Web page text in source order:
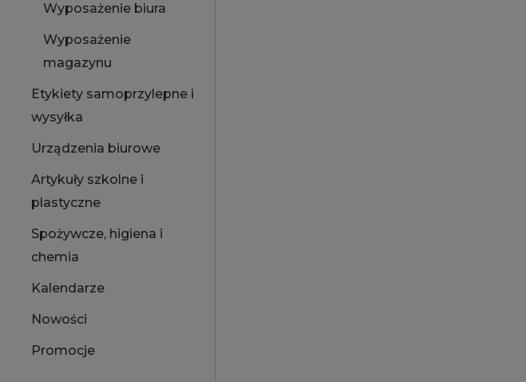
Wyposażenie biura
Wyposażenie
magazynu
Etykiety samoprzylepne i
wysyłka
Urządzenia biurowe
Artykuły szkolne i
plastyczne
Spożywcze, higiena i
chemia
Kalendarze
Nowości
Promocje